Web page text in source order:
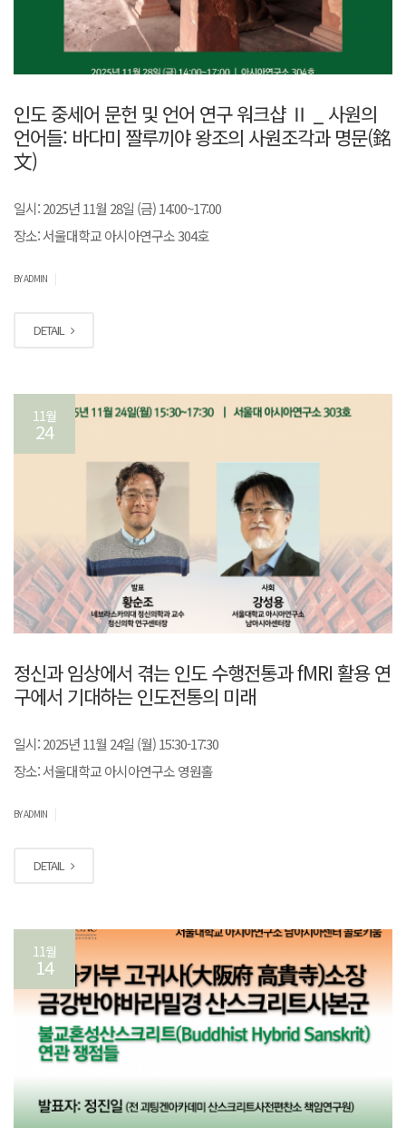
인도 중세어 문헌 및 언어 연구 워크샵 Ⅱ _ 사원의
언어들: 바다미 짤루끼야 왕조의 사원조각과 명문(銘
文)
일시: 2025년 11월 28일 (금) 14:00~17:00
장소: 서울대학교 아시아연구소 304호
BY ADMIN
DETAIL
11월
24
정신과 임상에서 겪는 인도 수행전통과 fMRI 활용 연
구에서 기대하는 인도전통의 미래
일시: 2025년 11월 24일 (월) 15:30-17:30
장소: 서울대학교 아시아연구소 영원홀
BY ADMIN
DETAIL
11월
14